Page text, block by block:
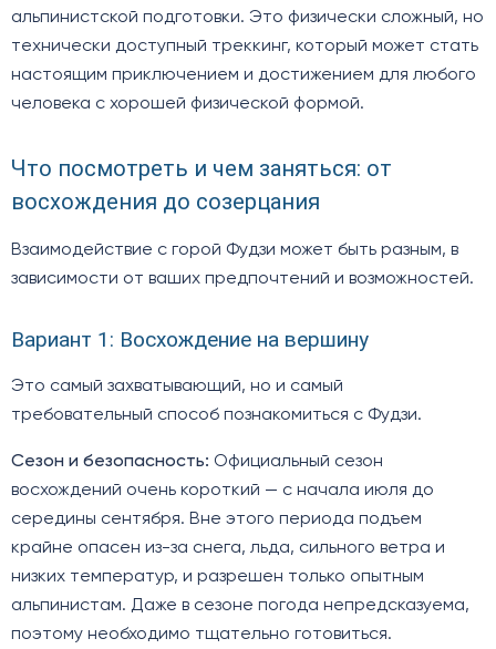
альпинистской подготовки. Это физически сложный, но
технически доступный треккинг, который может стать
настоящим приключением и достижением для любого
человека с хорошей физической формой.
Что посмотреть и чем заняться: от
восхождения до созерцания
Взаимодействие с горой Фудзи может быть разным, в
зависимости от ваших предпочтений и возможностей.
Вариант 1: Восхождение на вершину
Это самый захватывающий, но и самый
требовательный способ познакомиться с Фудзи.
Сезон и безопасность: Официальный сезон
восхождений очень короткий — с начала июля до
середины сентября. Вне этого периода подъем
крайне опасен из-за снега, льда, сильного ветра и
низких температур, и разрешен только опытным
альпинистам. Даже в сезоне погода непредсказуема,
поэтому необходимо тщательно готовиться.